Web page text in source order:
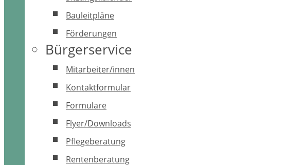
Bauleitpläne
Förderungen
Bürgerservice
Mitarbeiter/innen
Kontaktformular
Formulare
Flyer/Downloads
Pflegeberatung
Rentenberatung